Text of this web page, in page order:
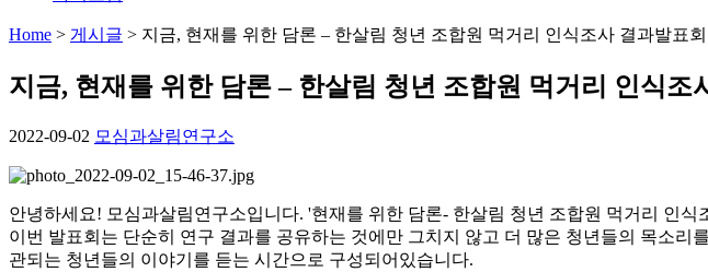
Home > 게시글 > 지금, 현재를 위한 담론 – 한살림 청년 조합원 먹거리 인식조사 결과발표회
지금, 현재를 위한 담론 – 한살림 청년 조합원 먹거리 인식조
2022-09-02 모심과살림연구소
안녕하세요! 모심과살림연구소입니다. '현재를 위한 담론- 한살림 청년 조합원 먹거리 인
이번 발표회는 단순히 연구 결과를 공유하는 것에만 그치지 않고 더 많은 청년들의 목소
관되는 청년들의 이야기를 듣는 시간으로 구성되어있습니다.